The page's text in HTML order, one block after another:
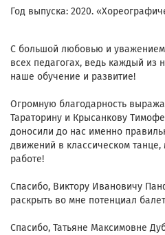
Год выпуска: 2020.
С большой любовью и
всех педагогах, ведь каждый из
наше обучение и развитие!
Огромную благодарность
Тараторину и Крысанкову
доносили до нас именно
движений в классическом танце,
работе!
Спасибо, Виктору Ивановичу
раскрыть во мне потенциал
Спасибо, Татьяне Максимовне